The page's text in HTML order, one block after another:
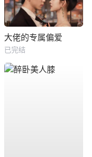
大佬的专属偏爱
已完结